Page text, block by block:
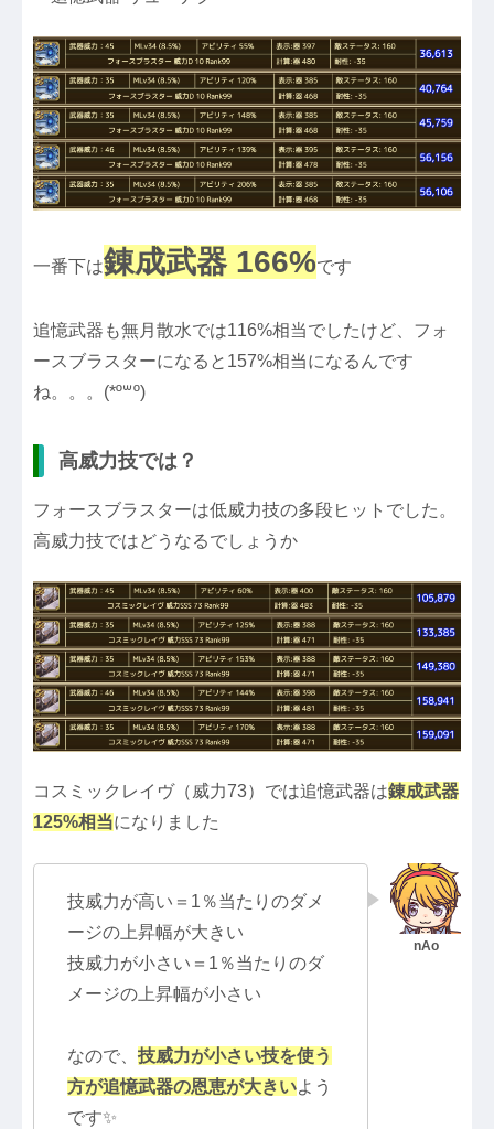
一番下は錬成武器 166%です
追憶武器も無月散水では116%相当でしたけど、フォ
ースブラスターになると157%相当になるんです
ね。。。(*º꒳​º)
高威力技では？
フォースブラスターは低威力技の多段ヒットでした。
高威力技ではどうなるでしょうか
コスミックレイヴ（威力73）では追憶武器は錬成武器
125%相当になりました
技威力が高い＝1％当たりのダメ
ージの上昇幅が大きい
技威力が小さい＝1％当たりのダ
メージの上昇幅が小さい
なので、 技威力が小さい技を使う
方が追憶武器の恩恵が大きいよう
です✨